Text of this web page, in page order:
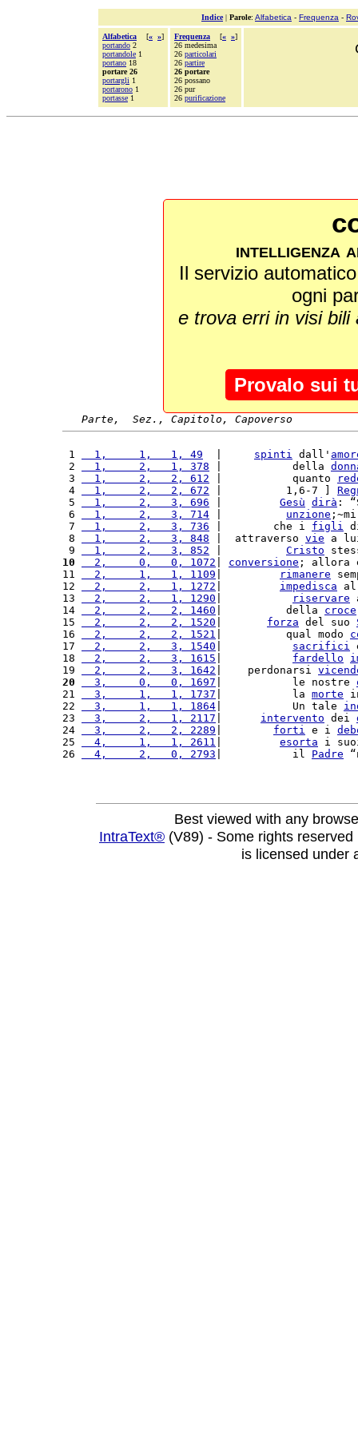
Indice| Parole: Alfabetica - Frequenza -
Alfabetica [« »]
portando 2
portandole 1
portano 18
portare 26
portargli 1
portarono 1
portasse 1
Frequenza [« »]
26 medesima
26 particolari
26 partire
26 portare
26 possano
26 pur
26 purificazione
intelligenza
Il servizio
ogni
e trova erri in visi
Provalo sui
Parte,  Sez., Capitolo, Capoverso
1
  1,     1,   1, 49
spinti dall'
2
  1,     2,   1, 378
|           della
3
  1,     2,   2, 612
|           quanto
4
  1,     2,   2, 672
|          1,6-7 ]
5
  1,     2,   3, 696
Gesù dirà :
6
  1,     2,   3, 714
unzione
7
  1,     2,   3, 736
|        che i figli
8
  1,     2,   3, 848
|  attraverso vie a
9
  1,     2,   3, 852
Cristo
10
  2,     0,   0, 1072
conversione ; allora
11
  2,     1,   1, 1109
rimanere
12
  2,     2,   1, 1272
impedisca
13
  2,     2,   1, 1290
riservare
14
  2,     2,   2, 1460
|          della croce
15
  2,     2,   2, 1520
forza del suo
16
  2,     2,   2, 1521
|          qual modo
17
  2,     2,   3, 1540
sacrifici
18
  2,     2,   3, 1615
fardello
19
  2,     2,   3, 1642
|    perdonarsi
20
  3,     0,   0, 1697
|           le nostre
21
  3,     1,   1, 1737
|           la morte
22
  3,     1,   1, 1864
|           Un tale
23
  3,     2,   1, 2117
intervento dei
24
  3,     2,   2, 2289
forti e i
25
  4,     1,   1, 2611
esorta i
26
  4,     2,   0, 2793
|           il Padre
Best viewed with any
IntraText® (V89) - Some rights
is licensed under